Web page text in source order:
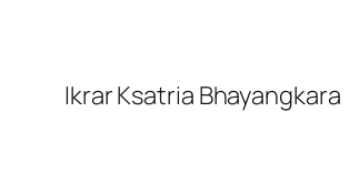
Ikrar Ksatria Bhayangkara